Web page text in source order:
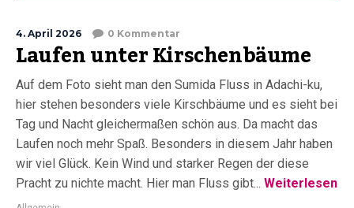
4. April 2026 0 Kommentar
Laufen unter Kirschenbäume
Auf dem Foto sieht man den Sumida Fluss in Adachi-ku,
hier stehen besonders viele Kirschbäume und es sieht bei
Tag und Nacht gleichermaßen schön aus. Da macht das
Laufen noch mehr Spaß. Besonders in diesem Jahr haben
wir viel Glück. Kein Wind und starker Regen der diese
Pracht zu nichte macht. Hier man Fluss gibt... Weiterlesen